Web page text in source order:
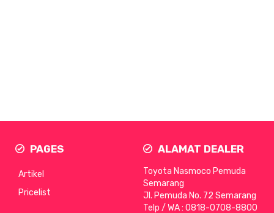
PAGES
Artikel
Pricelist
ALAMAT DEALER
Toyota Nasmoco Pemuda
Semarang
Jl. Pemuda No. 72 Semarang
Telp / WA : 0818-0708-8800